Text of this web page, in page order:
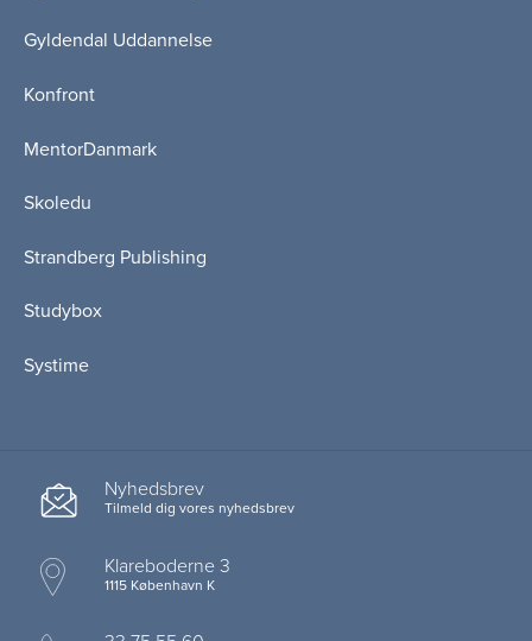
Gyldendal Uddannelse
Konfront
MentorDanmark
Skoledu
Strandberg Publishing
Studybox
Systime
Nyhedsbrev
Tilmeld dig vores nyhedsbrev
Klareboderne 3
1115 København K